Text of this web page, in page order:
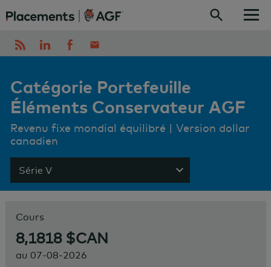
Catégorie Portefeuille
Éléments Conservateur AGF
Revenu fixe mondial équilibré | Version dollar
canadien
Série V Show menu
Cours
8,1818 $CAN
au 07-08-2026